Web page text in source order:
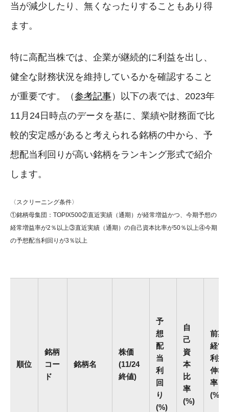
当が減少したり、無くなったりすることもあり得
ます。
特に高配当株では、企業が継続的に利益を出し、
健全な財務状況を維持しているかを確認すること
が重要です。（参考記事）以下の表では、2023年
11月24日時点のデータを基に、業績や財務面で比
較的安定感があると考えられる銘柄の中から、予
想配当利回りが高い銘柄をランキング形式で紹介
します。
〈スクリーニング条件〉
①銘柄母集団：TOPIX500②直近実績（通期）が経常増益かつ、今期予想の
経常増益率が2％以上③直近実績（通期）の自己資本比率が50％以上④今期
の予想配当利回りが3％以上
順位
銘柄
コー
ド
銘柄名
株価
(11/24
終値)
予
想
配
当
利
回
り
(%)
自
己
資
本
比
率
(%)
前期
経常
利益
伸び
率
(%)